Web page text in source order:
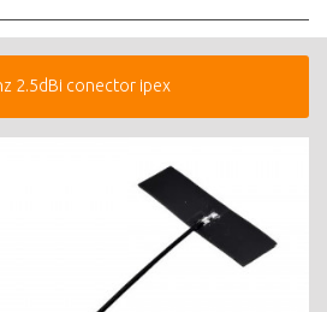
2.5dBi conector ipex